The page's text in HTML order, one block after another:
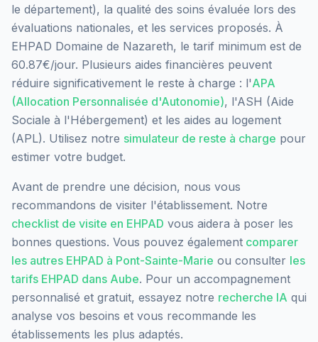
le département), la qualité des soins évaluée lors des
évaluations nationales, et les services proposés. À
EHPAD Domaine de Nazareth, le tarif minimum est de
60.87€/jour. Plusieurs aides financières peuvent
réduire significativement le reste à charge : l'APA
(Allocation Personnalisée d'Autonomie), l'ASH (Aide
Sociale à l'Hébergement) et les aides au logement
(APL). Utilisez notre simulateur de reste à charge pour
estimer votre budget.
Avant de prendre une décision, nous vous
recommandons de visiter l'établissement. Notre
checklist de visite en EHPAD vous aidera à poser les
bonnes questions. Vous pouvez également comparer
les autres EHPAD à Pont-Sainte-Marie ou consulter les
tarifs EHPAD dans Aube. Pour un accompagnement
personnalisé et gratuit, essayez notre recherche IA qui
analyse vos besoins et vous recommande les
établissements les plus adaptés.